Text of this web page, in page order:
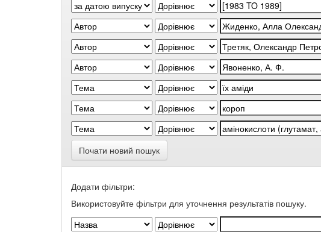
Почати новий пошук
Додати фільтри:
Використовуйте фільтри для уточнення результатів пошуку.